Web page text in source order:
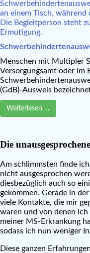
Menschen mit Multipler
Versorgungsamt oder im
(GdB)-Ausweis
Weiterlesen …
Die
Am schlimmsten finde
nicht ausgesprochen
diesbezüglich auch so
gekommen. Gerade in
viele Kontakte, die mir
waren und von denen
meiner MS-Erkrankung
sodass ich nun weniger
Diese ganzen